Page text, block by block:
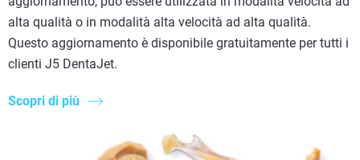
alta qualità o in modalità alta velocità ad alta qualità.
Questo aggiornamento è disponibile gratuitamente per tutti i
clienti J5 DentaJet.
Scopri di più